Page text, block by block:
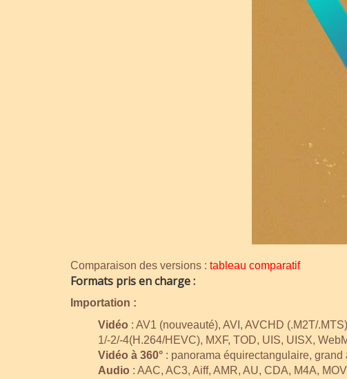
Comparaison des versions : tableau comparatif
Formats pris en charge :
Importation :
Vidéo : AV1 (nouveauté), AVI, AVCHD (.M2T/
1/-2/-4(H.264/HEVC), MXF, TOD, UIS, UISX,
Vidéo à 360° : panorama équirectangulaire,
Audio : AAC, AC3, Aiff, AMR, AU, CDA, M4A,